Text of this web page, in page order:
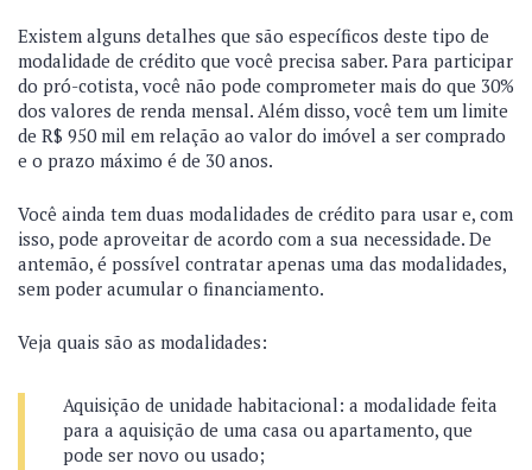
Existem alguns detalhes que são específicos deste tipo de
modalidade de crédito que você precisa saber. Para participar
do pró-cotista, você não pode comprometer mais do que 30%
dos valores de renda mensal. Além disso, você tem um limite
de R$ 950 mil em relação ao valor do imóvel a ser comprado
e o prazo máximo é de 30 anos.
Você ainda tem duas modalidades de crédito para usar e, com
isso, pode aproveitar de acordo com a sua necessidade. De
antemão, é possível contratar apenas uma das modalidades,
sem poder acumular o financiamento.
Veja quais são as modalidades:
Aquisição de unidade habitacional: a modalidade feita
para a aquisição de uma casa ou apartamento, que
pode ser novo ou usado;